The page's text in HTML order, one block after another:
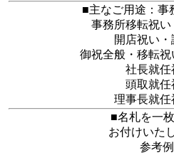
■主なご用途：事
事務所移転祝
開店祝い・
御祝全般・移転
社長就任
頭取就任
理事長就任
■名札を一
お付けいた
参考